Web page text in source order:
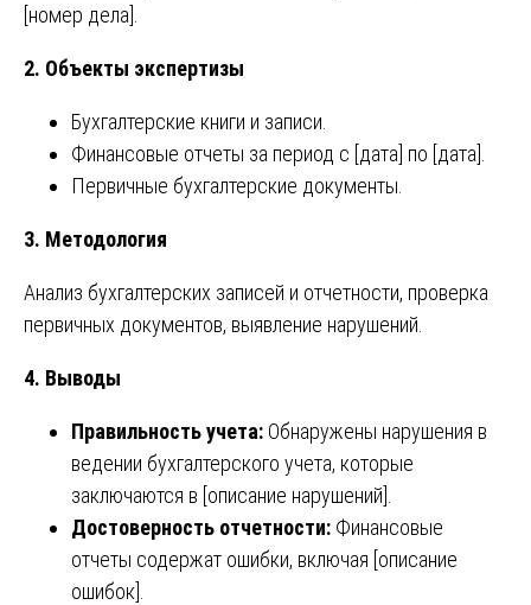
[номер дела].
2. Объекты экспертизы
Бухгалтерские книги и записи.
Финансовые отчеты за период с [дата] по [дата].
Первичные бухгалтерские документы.
3. Методология
Анализ бухгалтерских записей и отчетности, проверка
первичных документов, выявление нарушений.
4. Выводы
Правильность учета: Обнаружены нарушения в
ведении бухгалтерского учета, которые
заключаются в [описание нарушений].
Достоверность отчетности: Финансовые
отчеты содержат ошибки, включая [описание
ошибок].